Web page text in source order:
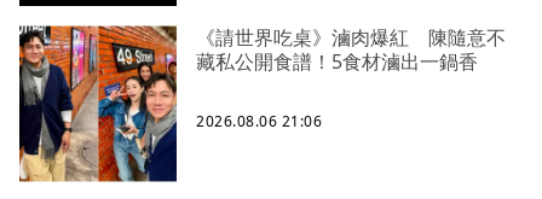
《請世界吃桌》滷肉爆紅 陳隨意不
藏私公開食譜！5食材滷出一鍋香
2026.08.06 21:06